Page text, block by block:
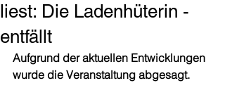
liest: Die Ladenhüterin -
entfällt
Aufgrund der aktuellen Entwicklungen
wurde die Veranstaltung abgesagt.